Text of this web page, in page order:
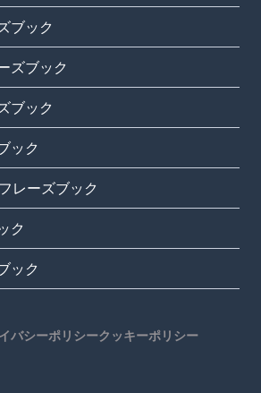
ブック
ズブック
ブック
ック
レーズブック
ク
ック
バシーポリシークッキーポリシー